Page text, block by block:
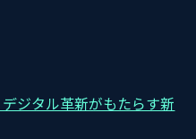
ジタル革新がもたらす新